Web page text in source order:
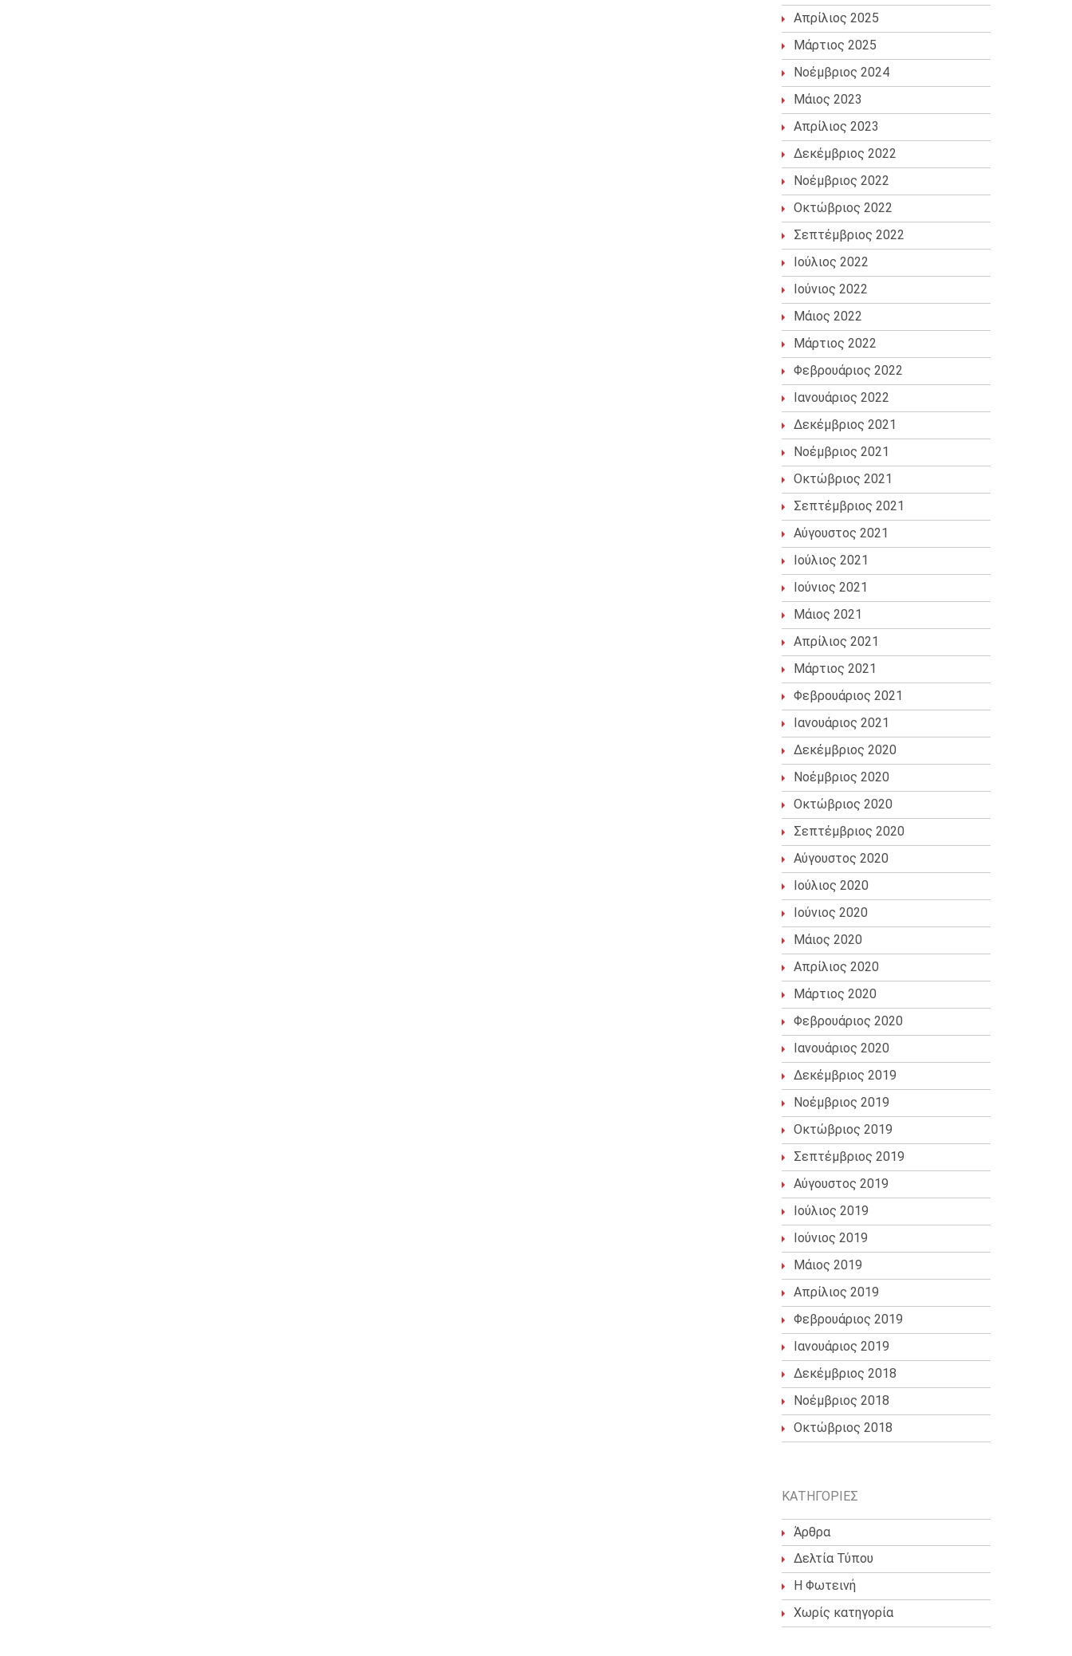
Απρίλιος 2025
Μάρτιος 2025
Νοέμβριος 2024
Μάιος 2023
Απρίλιος 2023
Δεκέμβριος 2022
Νοέμβριος 2022
Οκτώβριος 2022
Σεπτέμβριος 2022
Ιούλιος 2022
Ιούνιος 2022
Μάιος 2022
Μάρτιος 2022
Φεβρουάριος 2022
Ιανουάριος 2022
Δεκέμβριος 2021
Νοέμβριος 2021
Οκτώβριος 2021
Σεπτέμβριος 2021
Αύγουστος 2021
Ιούλιος 2021
Ιούνιος 2021
Μάιος 2021
Απρίλιος 2021
Μάρτιος 2021
Φεβρουάριος 2021
Ιανουάριος 2021
Δεκέμβριος 2020
Νοέμβριος 2020
Οκτώβριος 2020
Σεπτέμβριος 2020
Αύγουστος 2020
Ιούλιος 2020
Ιούνιος 2020
Μάιος 2020
Απρίλιος 2020
Μάρτιος 2020
Φεβρουάριος 2020
Ιανουάριος 2020
Δεκέμβριος 2019
Νοέμβριος 2019
Οκτώβριος 2019
Σεπτέμβριος 2019
Αύγουστος 2019
Ιούλιος 2019
Ιούνιος 2019
Μάιος 2019
Απρίλιος 2019
Φεβρουάριος 2019
Ιανουάριος 2019
Δεκέμβριος 2018
Νοέμβριος 2018
Οκτώβριος 2018
KΑΤΗΓΟΡΊΕΣ
Άρθρα
Δελτία Τύπου
Η Φωτεινή
Χωρίς κατηγορία